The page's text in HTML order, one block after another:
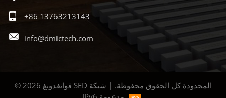
+86 13763213143
info@dmictech.com
© 2026 قوانغدونغ SED المحدودة كل الحقوق محفوظة. | شبكة